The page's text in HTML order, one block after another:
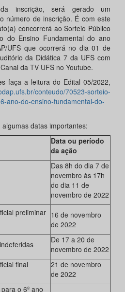
inscrição, será gerado um
número de inscrição. É com este
concorrerá ao Sorteio Público
do Ensino Fundamental do ano
UFS que ocorrerá no dia 01 de
da Didática 7 da UFS com
da TV UFS no Youtube.
faça a leitura do Edital 05/2022,
conteudo/70523-sorteio-
ano-do-ensino-fundamental-do-
datas importantes:
Data ou período
da ação
Das 8h do dia 7 de
novembro às 17h
do dia 11 de
novembro de 2022
preliminar 16 de novembro
de 2022
De 17 a 20 de
novembro de 2022
final
21 de novembro
de 2022
o 6º ano